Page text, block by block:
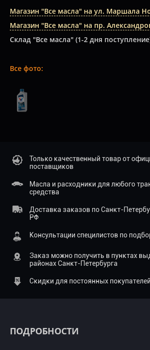
Склад "Все масла" (1-2 дня
Все фото:
Только качественный товар от
поставщиков
Масла и расходники для любого
средства
Доставка заказов по Санкт-
РФ
Консультации специлистов по
Заказ можно получить в пунктах
районах Санкт-Петербурга
Скидки для постоянных покупателей
ПОДРОБНОСТИ